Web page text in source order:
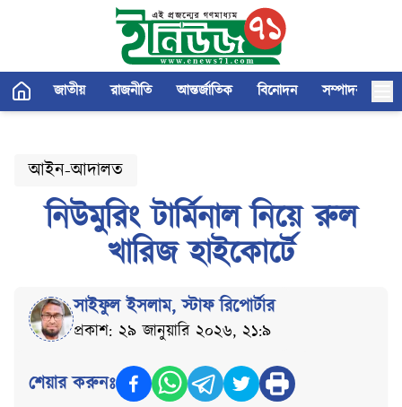
জাতীয় রাজনীতি আন্তর্জাতিক বিনোদন সম্পাদকীয়
আইন-আদালত
নিউমুরিং টার্মিনাল নিয়ে রুল
খারিজ হাইকোর্টে
সাইফুল ইসলাম,স্টাফ রিপোর্টার
প্রকাশ: ২৯ জানুয়ারি ২০২৬, ২১:৯
শেয়ার করুনঃ